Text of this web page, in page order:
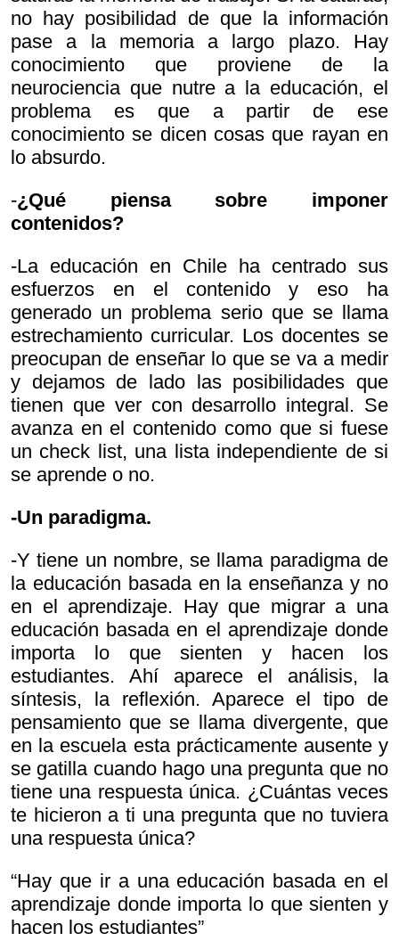
no hay posibilidad de que la información
pase a la memoria a largo plazo. Hay
conocimiento que proviene de la
neurociencia que nutre a la educación, el
problema es que a partir de ese
conocimiento se dicen cosas que rayan en
lo absurdo.
-¿Qué piensa sobre imponer
contenidos?
-La educación en Chile ha centrado sus
esfuerzos en el contenido y eso ha
generado un problema serio que se llama
estrechamiento curricular. Los docentes se
preocupan de enseñar lo que se va a medir
y dejamos de lado las posibilidades que
tienen que ver con desarrollo integral. Se
avanza en el contenido como que si fuese
un check list, una lista independiente de si
se aprende o no.
-Un paradigma.
-Y tiene un nombre, se llama paradigma de
la educación basada en la enseñanza y no
en el aprendizaje. Hay que migrar a una
educación basada en el aprendizaje donde
importa lo que sienten y hacen los
estudiantes. Ahí aparece el análisis, la
síntesis, la reflexión. Aparece el tipo de
pensamiento que se llama divergente, que
en la escuela esta prácticamente ausente y
se gatilla cuando hago una pregunta que no
tiene una respuesta única. ¿Cuántas veces
te hicieron a ti una pregunta que no tuviera
una respuesta única?
“Hay que ir a una educación basada en el
aprendizaje donde importa lo que sienten y
hacen los estudiantes”